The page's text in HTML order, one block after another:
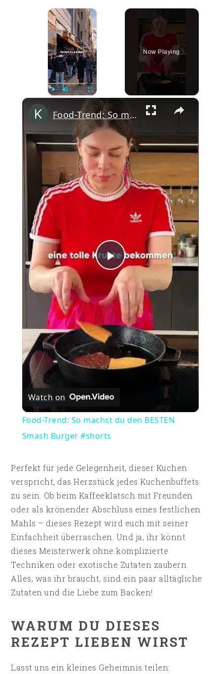
×
Unmute Fullscreen
Now Playing
×
Play
Video
Food-Trend: So machst du den BESTEN Smash Burger #shorts
Watch on
Food-Trend: So machst du den BESTEN
Smash Burger #shorts
Perfekt für jede Gelegenheit, dieser Kuchen
verspricht, das Herzstück jedes Kuchenbuffets
zu sein. Ob beim Kaffeeklatsch mit Freunden
oder als krönender Abschluss eines festlichen
Mahls – dieses Rezept wird euch mit seiner
Einfachheit überraschen. Und ja, ihr könnt
dieses Meisterwerk ohne komplizierte
Techniken oder exotische Zutaten zaubern.
Alles, was ihr braucht, sind ein paar alltägliche
Zutaten und die Liebe zum Backen!
WARUM DU DIESES
REZEPT LIEBEN WIRST
Lasst uns ein kleines Geheimnis teilen: